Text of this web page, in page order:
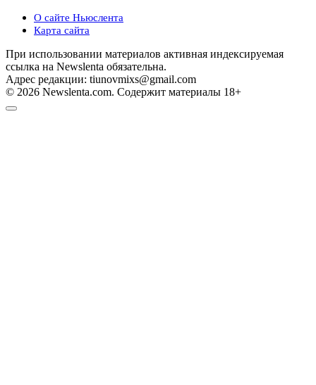
О сайте Ньюслента
Карта сайта
При использовании материалов активная индексируемая
ссылка на Newslenta обязательна.
Адрес редакции: tiunovmixs@gmail.com
© 2026 Newslenta.com. Содержит материалы 18+